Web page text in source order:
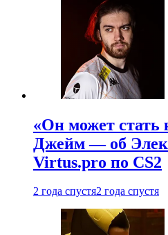
«Он может стать
Джейм — об
Virtus.pro по CS2
2 года спустя2 года спустя